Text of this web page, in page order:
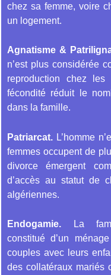
chez sa femme, voire
un logement.
Agnatisme &
n’est plus considérée
reproduction chez les
fécondité réduit le
dans la famille.
Patriarcat. L’homme
femmes occupent de
divorce émergent
d’accès au statut de
algériennes.
Endogamie.
La
constitué d’un
couples avec leurs
des collatéraux mariés